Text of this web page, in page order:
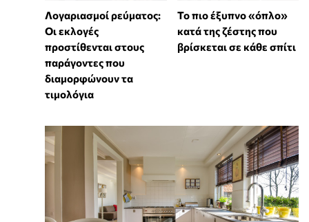
Λογαριασμοί ρεύματος:
Οι εκλογές
προστίθενται στους
παράγοντες που
διαμορφώνουν τα
τιμολόγια
To πιο έξυπνο «όπλο»
κατά της ζέστης που
βρίσκεται σε κάθε σπίτι